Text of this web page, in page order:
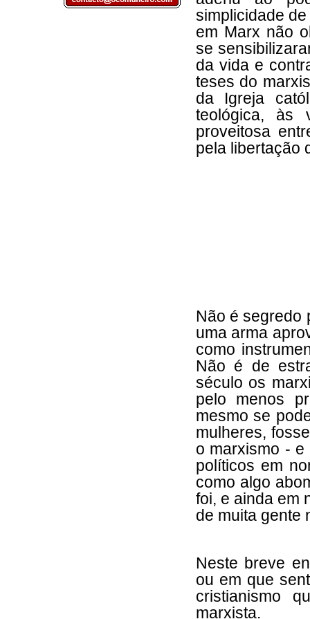
simplicidade
em Marx não
se
da vida e
teses do
da Igreja
teológica, às
proveitosa
pela libertação
Não é segredo
uma arma
como
Não é de
século os
pelo menos
mesmo se
mulheres,
o marxismo - e
políticos em
como algo
foi, e ainda em
de muita gente
Neste breve
ou em que
cristianismo
marxista.